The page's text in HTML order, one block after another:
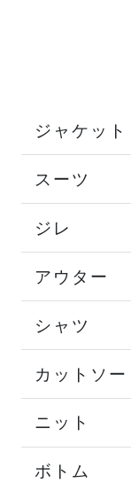
ジャケット
スーツ
ジレ
アウター
シャツ
カットソー
ニット
ボトム